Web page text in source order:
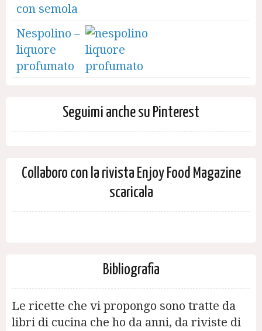
con semola
Nespolino –
liquore
profumato
Seguimi anche su Pinterest
Collaboro con la rivista Enjoy Food Magazine
scaricala
Bibliografia
Le ricette che vi propongo sono tratte da
libri di cucina che ho da anni, da riviste di